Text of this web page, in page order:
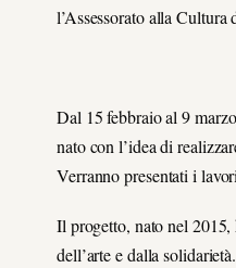
l’Assessorato alla
Dal 15 febbraio al 9
nato con l’idea di
Verranno presentati i
Il progetto, nato nel
dell’arte e dalla